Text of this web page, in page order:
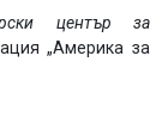
център за
„Америка за